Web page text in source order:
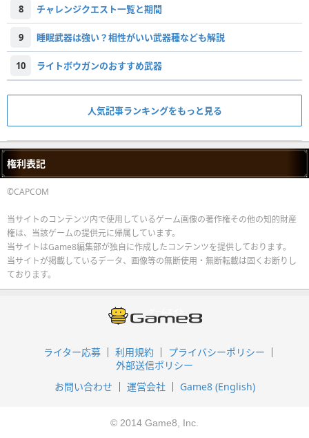
8 チャレンジクエスト一覧と期間
9 睡眠武器は強い？相性がいい武器種なども解説
10 ライトボウガンのおすすめ武器
人気記事ランキングをもっと見る
権利表記
©CAPCOM
当サイトのコンテンツ内で使用しているゲーム画像の著作権その他の知的財産
権は、当該ゲームの提供元に帰属しています。
当サイトはGame8編集部が独自に作成したコンテンツを提供しております。
当サイトが掲載しているデータ、画像等の無断使用・無断転載は固くお断りし
ております。
ライター応募 利用規約
プライバシーポリシー
外部送信ポリシー
お問い合わせ
運営会社 Game8 (English)
© 2014 Game8, Inc.